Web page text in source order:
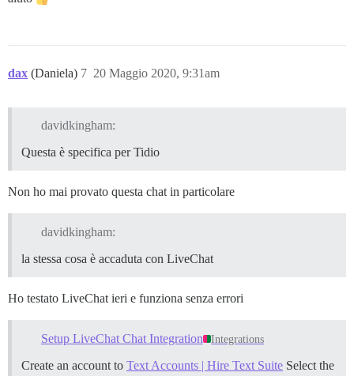
      }
dispatchEvent(new RealCustomEvent(eventName,
    };
  }
  function copyProperties(src, dest, properties)
    {
      {
      }
let RealRTCPeerConnection =
dax (Daniela) 20 Maggio 2020, 9:31am
7
davidkingham:
Questa è specifica per Tidio
Non ho mai provato questa chat in particolare
davidkingham:
la stessa cosa è accaduta con LiveChat
Ho testato LiveChat ieri e funziona senza errori
Setup LiveChat Chat Integration Integrations
Create an account to Text Accounts | Hire Text Suite Select the